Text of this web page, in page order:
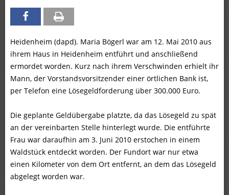
Heidenheim (dapd). Maria Bögerl war am 12. Mai 2010 aus
ihrem Haus in Heidenheim entführt und anschließend
ermordet worden. Kurz nach ihrem Verschwinden erhielt ihr
Mann, der Vorstandsvorsitzender einer örtlichen Bank ist,
per Telefon eine Lösegeldforderung über 300.000 Euro.
Die geplante Geldübergabe platzte, da das Lösegeld zu spät
an der vereinbarten Stelle hinterlegt wurde. Die entführte
Frau war daraufhin am 3. Juni 2010 erstochen in einem
Waldstück entdeckt worden. Der Fundort war nur etwa
einen Kilometer von dem Ort entfernt, an dem das Lösegeld
abgelegt worden war.